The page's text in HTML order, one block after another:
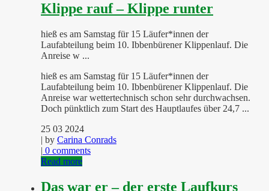
Klippe rauf – Klippe runter
hieß es am Samstag für 15 Läufer*innen der
Laufabteilung beim 10. Ibbenbürener Klippenlauf. Die
Anreise w ...
hieß es am Samstag für 15 Läufer*innen der
Laufabteilung beim 10. Ibbenbürener Klippenlauf. Die
Anreise war wettertechnisch schon sehr durchwachsen.
Doch pünktlich zum Start des Hauptlaufes über 24,7 ...
25 03 2024
| by Carina Conrads
| 0 comments
Read more
Das war er – der erste Laufkurs